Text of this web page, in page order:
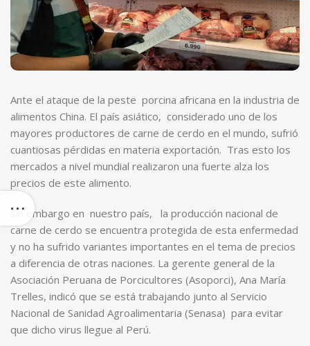
Ante el ataque de la peste porcina africana en la industria de
alimentos China. El país asiático, considerado uno de los
mayores productores de carne de cerdo en el mundo, sufrió
cuantiosas pérdidas en materia exportación. Tras esto los
mercados a nivel mundial realizaron una fuerte alza los
precios de este alimento.
Sin embargo en nuestro país, la producción nacional de
carne de cerdo se encuentra protegida de esta enfermedad
y no ha sufrido variantes importantes en el tema de precios
a diferencia de otras naciones. La gerente general de la
Asociación Peruana de Porcicultores (Asoporci), Ana María
Trelles, indicó que se está trabajando junto al Servicio
Nacional de Sanidad Agroalimentaria (Senasa) para evitar
que dicho virus llegue al Perú.